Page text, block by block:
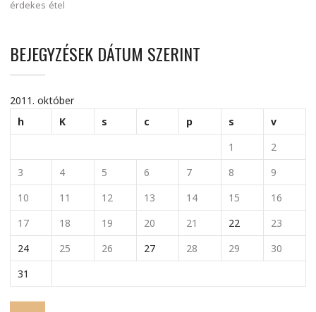
érdekes étel
BEJEGYZÉSEK DÁTUM SZERINT
2011. október
h
K s c p s
v
1
2
3
4 5 6 7 8
9
10
11 12 13 14 15
16
17
18 19 20 21 22
23
24
25 26 27 28 29
30
31